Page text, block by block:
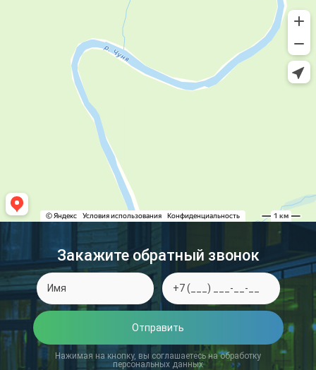
Закажите обратный звонок
Отправить
Нажимая на кнопку, вы соглашаетесь на обработку
персональных данных